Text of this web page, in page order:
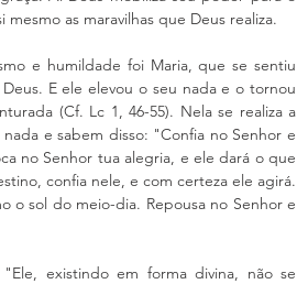
as maravilhas que Deus realiza.
e humildade foi Maria, que se sentiu
E ele elevou o seu nada e o tornou
(Cf. Lc 1, 46-55). Nela se realiza a
e sabem disso: "Confia no Senhor e
no Senhor tua alegria, e ele dará o que
confia nele, e com certeza ele agirá.
o sol do meio-dia. Repousa no Senhor e
existindo em forma divina, não se